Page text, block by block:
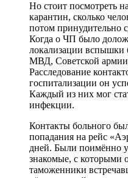
Но стоит посмотреть
карантин, сколько
потом принудительно
Когда о ЧП было
локализации вспышки
МВД, Советской
Расследование
госпитализации он
Каждый из них мог
инфекции.
Контакты больного
попадания на рейс
дней. Были поимённо
знакомые, с которыми
таможенники